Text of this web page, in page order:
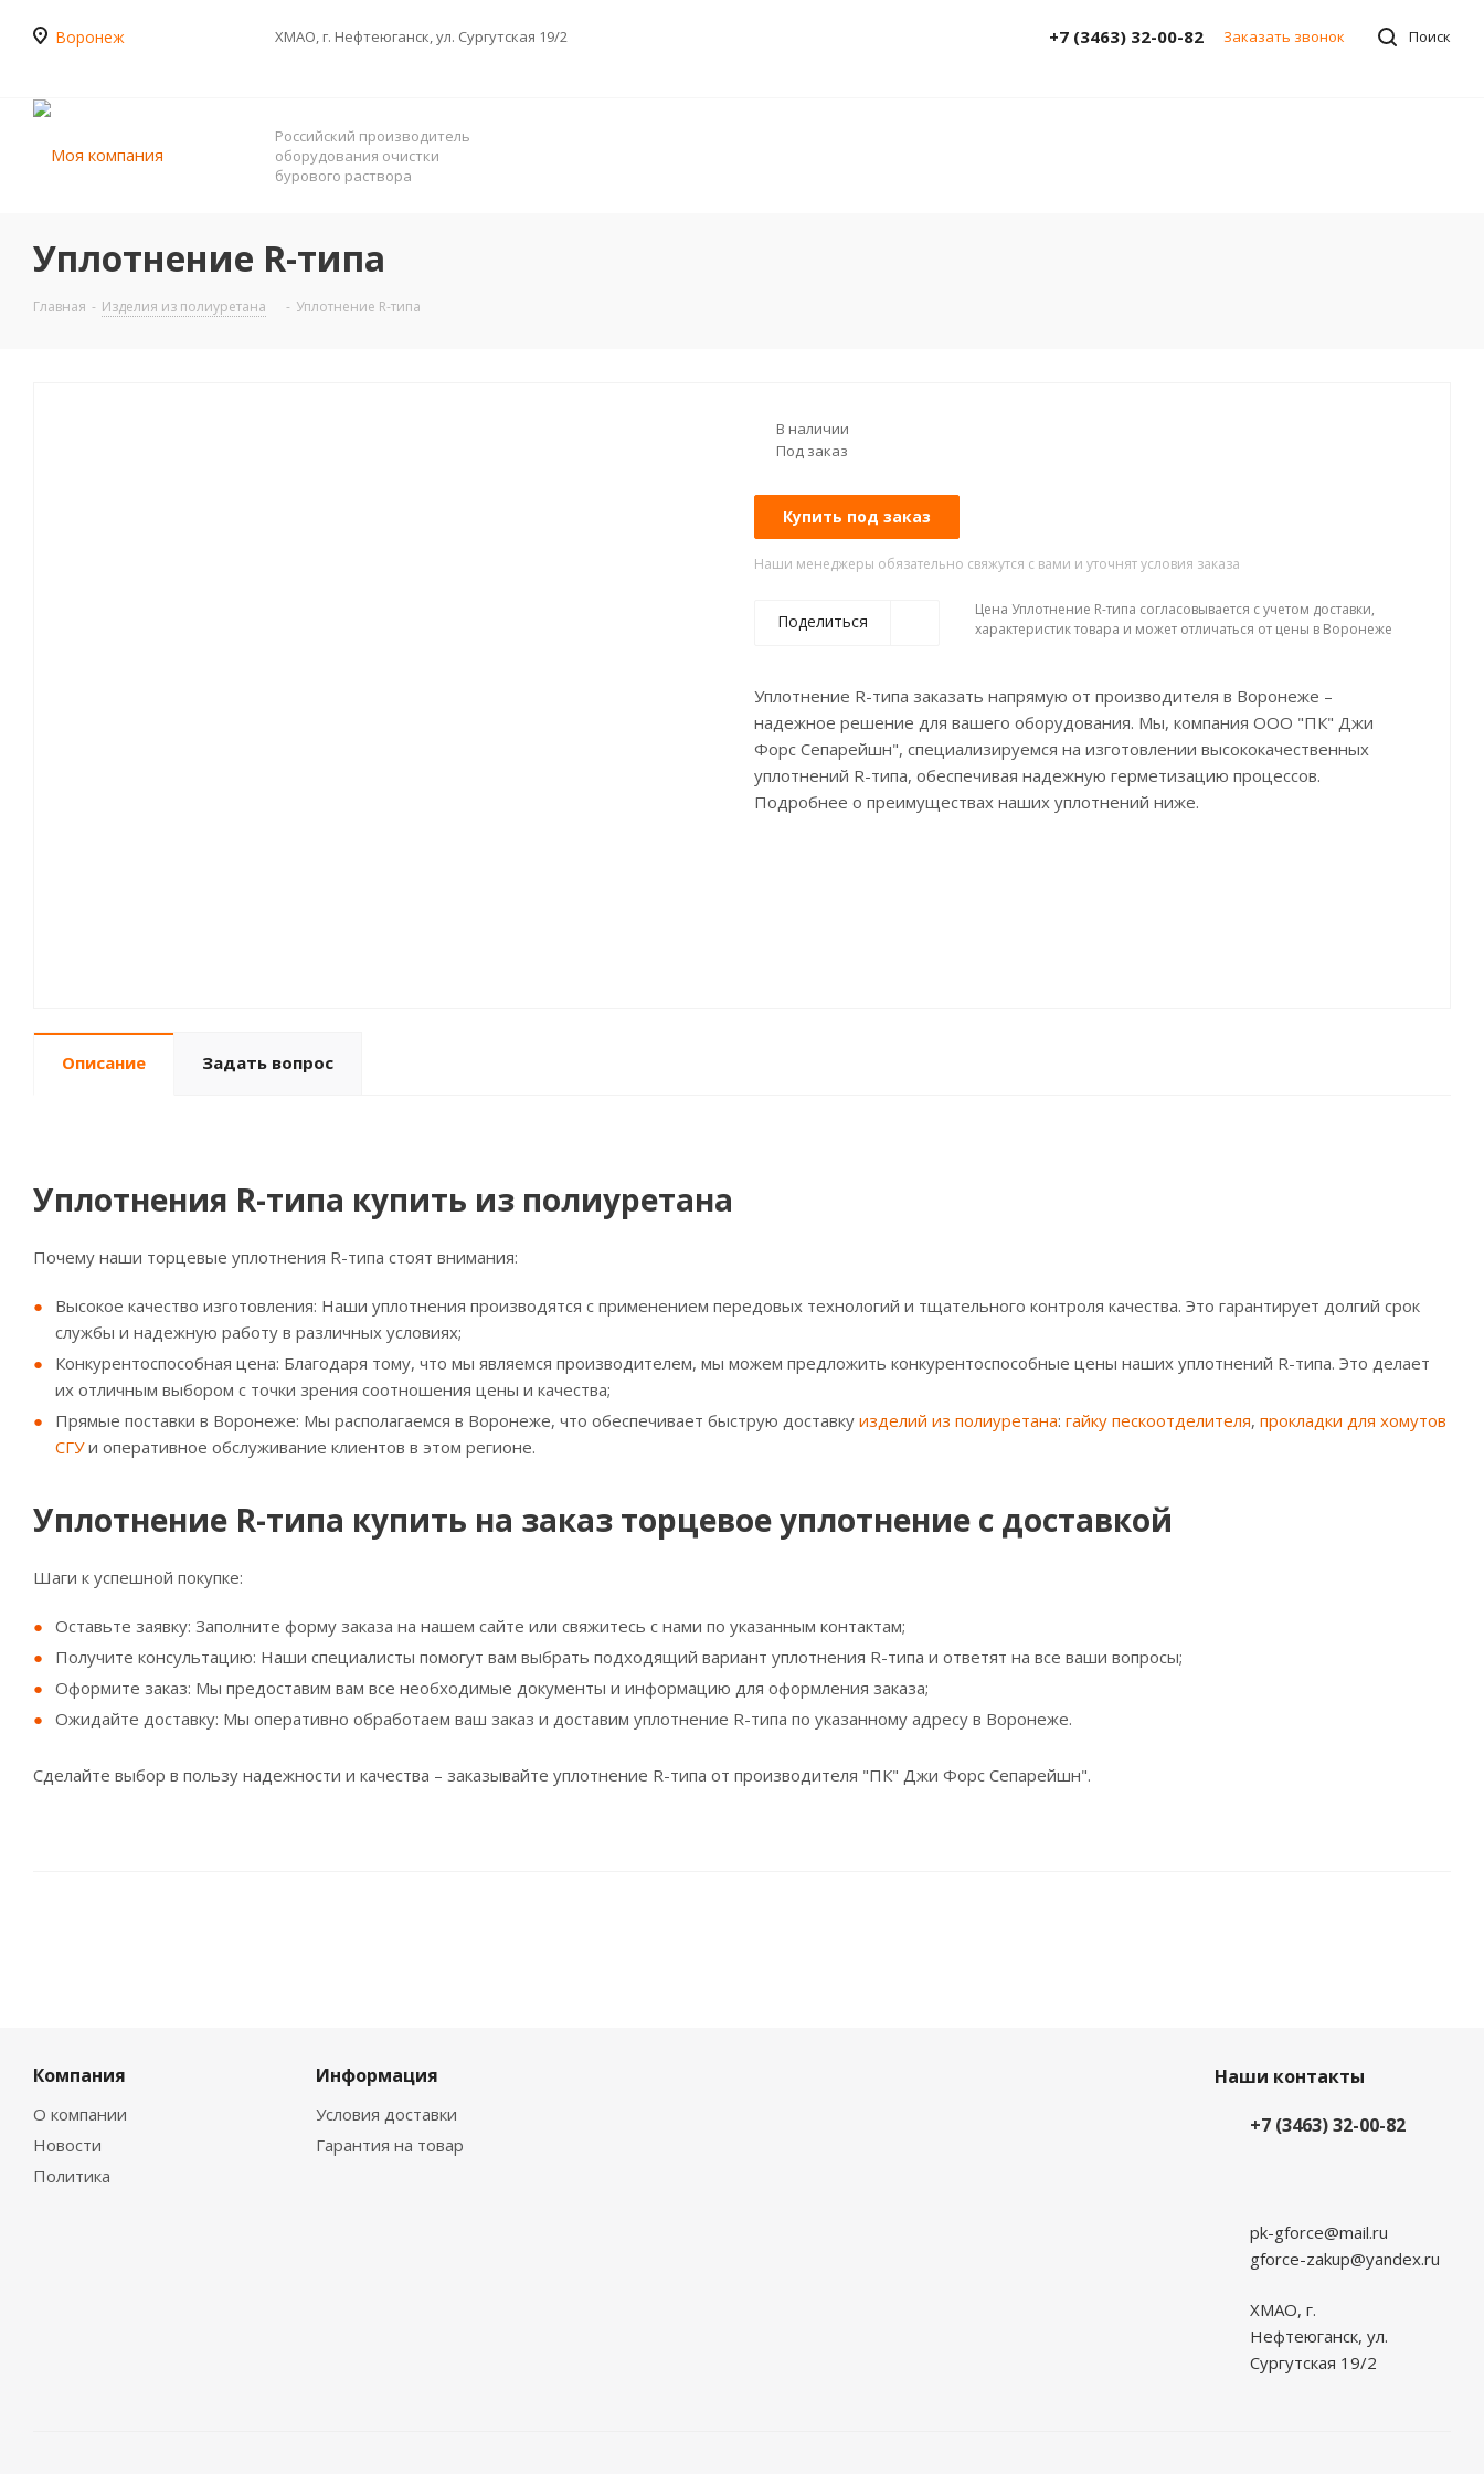
Воронеж ХМАО, г. Нефтеюганск, ул. Сургутская 19/2 Поиск
+7 (3463) 32-00-82 Заказать звонок
Российский производитель
оборудования очистки
бурового раствора
Уплотнение R-типа
Главная - Изделия из полиуретана - Уплотнение R-типа
В наличии
Под заказ
Купить под заказ
Наши менеджеры обязательно свяжутся с вами и уточнят условия заказа
Поделиться
Цена Уплотнение R-типа согласовывается с учетом доставки,
характеристик товара и может отличаться от цены в Воронеже
Уплотнение R-типа заказать напрямую от производителя в Воронеже –
надежное решение для вашего оборудования. Мы, компания ООО "ПК" Джи
Форс Сепарейшн", специализируемся на изготовлении высококачественных
уплотнений R-типа, обеспечивая надежную герметизацию процессов.
Подробнее о преимуществах наших уплотнений ниже.
Описание Задать вопрос
Уплотнения R-типа купить из полиуретана
Почему наши торцевые уплотнения R-типа стоят внимания:
Высокое качество изготовления: Наши уплотнения производятся с применением передовых технологий и тщательного контроля качества. Это гарантирует долгий срок
службы и надежную работу в различных условиях;
Конкурентоспособная цена: Благодаря тому, что мы являемся производителем, мы можем предложить конкурентоспособные цены наших уплотнений R-типа. Это делает
их отличным выбором с точки зрения соотношения цены и качества;
Прямые поставки в Воронеже: Мы располагаемся в Воронеже, что обеспечивает быструю доставку изделий из полиуретана: гайку пескоотделителя, прокладки для хомутов
СГУи оперативное обслуживание клиентов в этом регионе.
Уплотнение R-типа купить на заказ торцевое уплотнение с доставкой
Шаги к успешной покупке:
Оставьте заявку: Заполните форму заказа на нашем сайте или свяжитесь с нами по указанным контактам;
Получите консультацию: Наши специалисты помогут вам выбрать подходящий вариант уплотнения R-типа и ответят на все ваши вопросы;
Оформите заказ: Мы предоставим вам все необходимые документы и информацию для оформления заказа;
Ожидайте доставку: Мы оперативно обработаем ваш заказ и доставим уплотнение R-типа по указанному адресу в Воронеже.
Сделайте выбор в пользу надежности и качества – заказывайте уплотнение R-типа от производителя "ПК" Джи Форс Сепарейшн".
Компания
О компании
Новости
Политика
Информация
Условия доставки
Гарантия на товар
Наши контакты
+7 (3463) 32-00-82
pk-gforce@mail.ru
gforce-zakup@yandex.ru
ХМАО, г.
Нефтеюганск, ул.
Сургутская 19/2